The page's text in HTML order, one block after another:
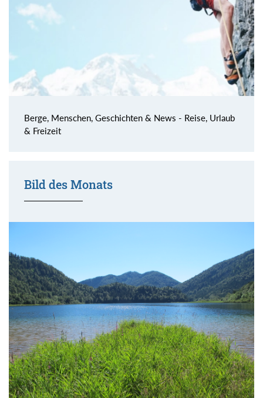
Berge, Menschen, Geschichten & News - Reise, Urlaub
& Freizeit
Bild des Monats